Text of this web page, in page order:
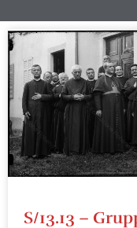
S/13.13 –